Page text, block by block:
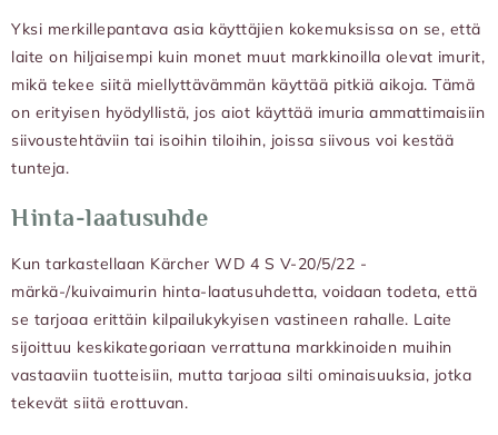
Yksi merkillepantava asia käyttäjien kokemuksissa on se, että
laite on hiljaisempi kuin monet muut markkinoilla olevat imurit,
mikä tekee siitä miellyttävämmän käyttää pitkiä aikoja. Tämä
on erityisen hyödyllistä, jos aiot käyttää imuria ammattimaisiin
siivoustehtäviin tai isoihin tiloihin, joissa siivous voi kestää
tunteja.
Hinta-laatusuhde
Kun tarkastellaan Kärcher WD 4 S V-20/5/22 -
märkä-/kuivaimurin hinta-laatusuhdetta, voidaan todeta, että
se tarjoaa erittäin kilpailukykyisen vastineen rahalle. Laite
sijoittuu keskikategoriaan verrattuna markkinoiden muihin
vastaaviin tuotteisiin, mutta tarjoaa silti ominaisuuksia, jotka
tekevät siitä erottuvan.